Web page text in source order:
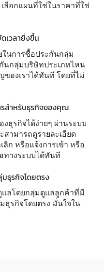
ลือกแผนที่ใช่ในราคาที่ใช่
เวลายิ่งขึ้น
นการซื้อประกันกลุ่ม
กันกลุ่มบริษัทประเภทไหน
องเราได้ทันที โดยที่ไม่
รสำหรับธุรกิจของคุณ
ธุรกิจได้ง่ายๆ ผ่านระบบ
สามารถดูรายละเอียด
ลิก หรือแจ้งการเข้า หรือ
ทางระบบได้ทันที
ธุรกิจโดยตรง
แลโดยกลุ่มดูแลลูกค้าที่มี
ธุรกิจโดยตรง มั่นใจใน